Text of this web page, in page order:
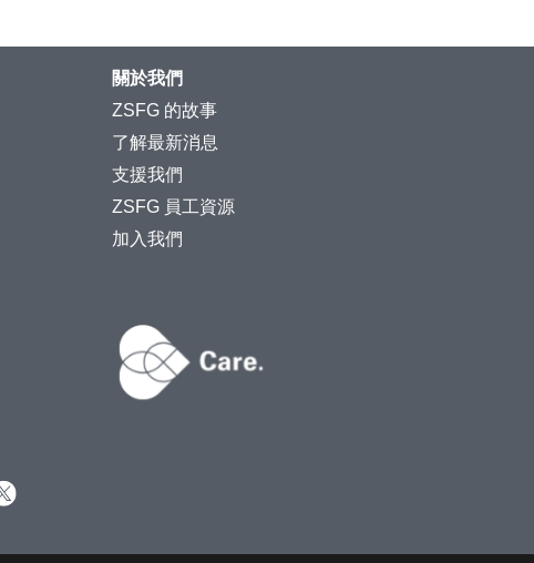
關於我們
ZSFG 的故事
了解最新消息
支援我們
ZSFG 員工資源
加入我們